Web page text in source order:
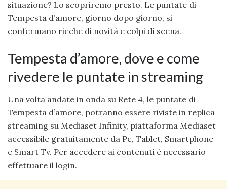
situazione? Lo scopriremo presto. Le puntate di
Tempesta d’amore, giorno dopo giorno, si
confermano ricche di novità e colpi di scena.
Tempesta d’amore, dove e come
rivedere le puntate in streaming
Una volta andate in onda su Rete 4, le puntate di
Tempesta d’amore, potranno essere riviste in replica
streaming su Mediaset Infinity, piattaforma Mediaset
accessibile gratuitamente da Pc, Tablet, Smartphone
e Smart Tv. Per accedere ai contenuti è necessario
effettuare il login.